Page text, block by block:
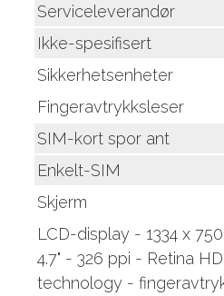
Serviceleverandør
Ikke-spesifisert
Sikkerhetsenheter
Fingeravtrykksleser
SIM-kort spor ant
Enkelt-SIM
Skjerm
LCD-display - 1334 x
4.7" - 326 ppi - Retina
technology -